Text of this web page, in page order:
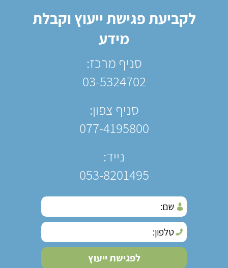
לקביעת פגישת ייעוץ וקבלת
מידע
סניף מרכז:
03-5324702
סניף צפון:
077-4195800
נייד:
053-8201495